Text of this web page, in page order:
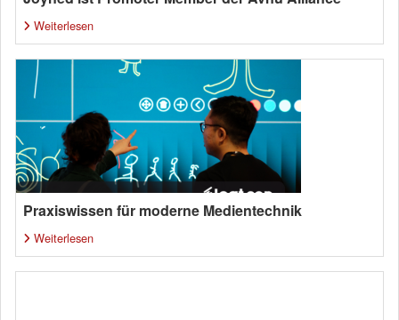
Weiterlesen
Praxiswissen für moderne Medientechnik
Weiterlesen